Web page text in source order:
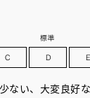
ない、大変良好な